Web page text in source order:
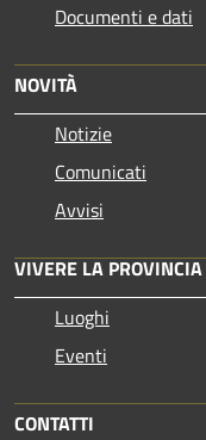
Documenti e dati
NOVITÀ
Notizie
Comunicati
Avvisi
VIVERE LA PROVINCIA
Luoghi
Eventi
CONTATTI